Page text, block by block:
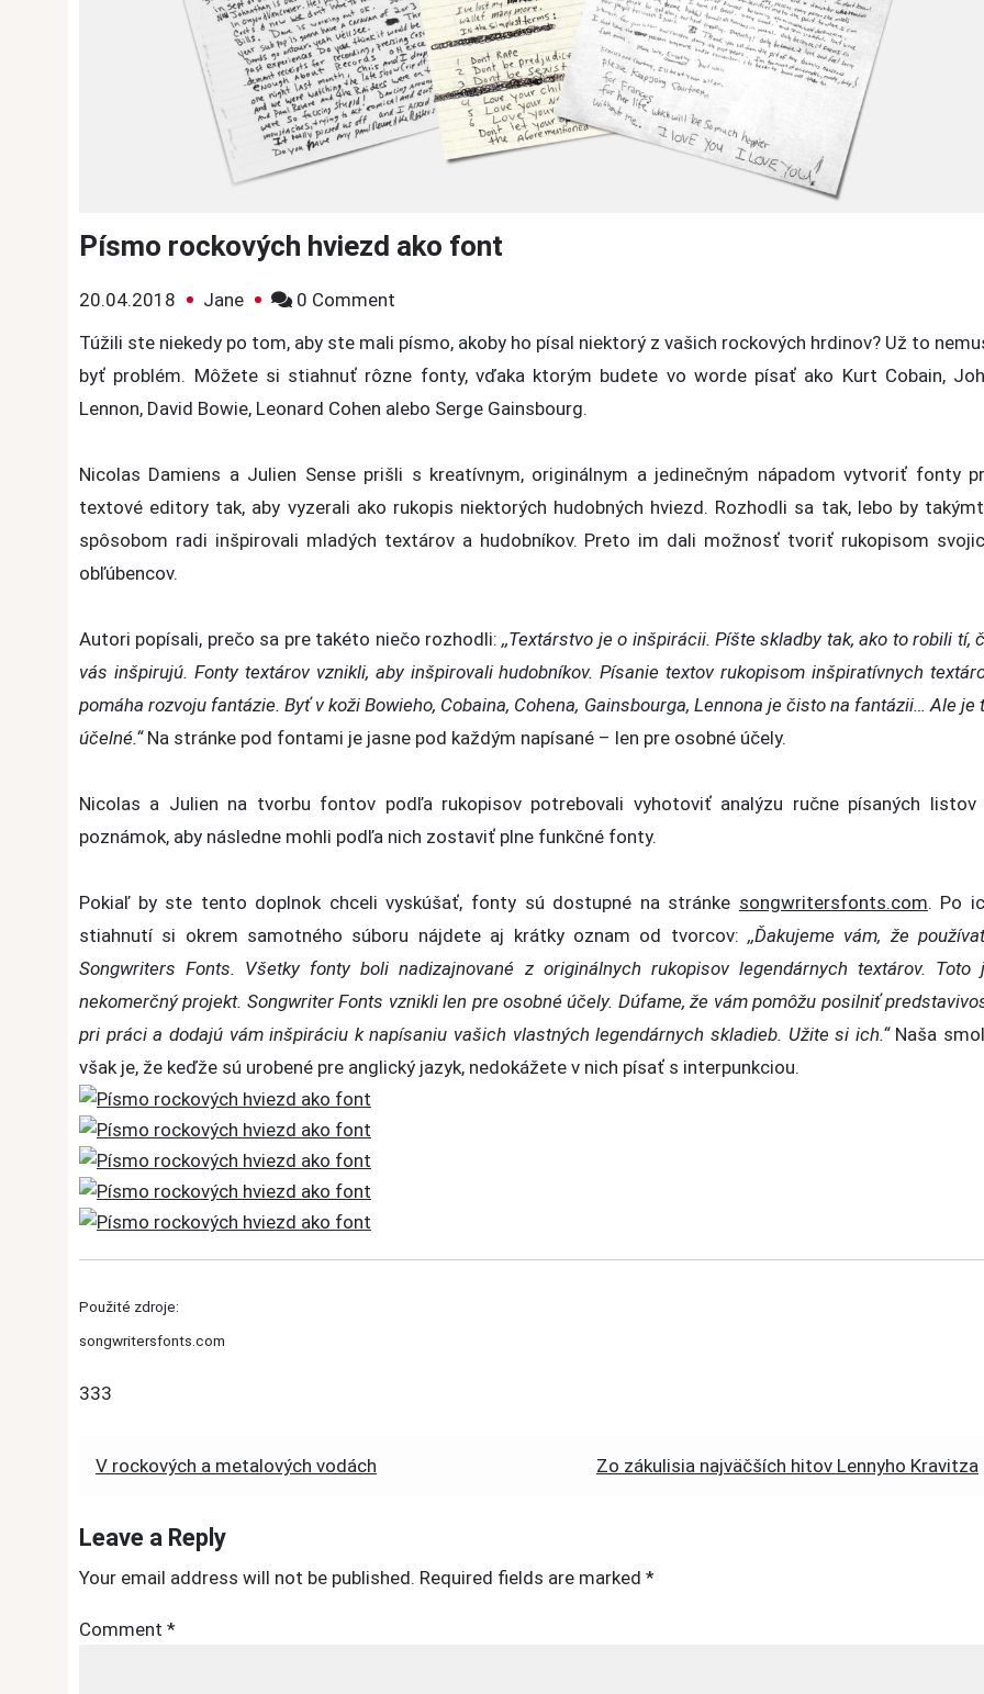
Písmo rockových hviezd ako font
20.04.2018 Jane 0 Comment
rockových
hviezd
ako
Túžili ste niekedy po tom, aby ste mali písmo, akoby ho písal niektorý z vašich rockových hrdinov? Už to
byť problém. Môžete si stiahnuť rôzne fonty, vďaka ktorým budete vo worde písať ako Kurt Cobain,
Lennon, David Bowie, Leonard Cohen alebo Serge Gainsbourg.
Nicolas Damiens a Julien Sense prišli s kreatívnym, originálnym a jedinečným nápadom vytvoriť fonty
textové editory tak, aby vyzerali ako rukopis niektorých hudobných hviezd. Rozhodli sa tak, lebo by
spôsobom radi inšpirovali mladých textárov a hudobníkov. Preto im dali možnosť tvoriť rukopisom
obľúbencov.
Autori popísali, prečo sa pre takéto niečo rozhodli:,,Textárstvo je o inšpirácii. Píšte skladby tak, ako to robili tí,
vás inšpirujú. Fonty textárov vznikli, aby inšpirovali hudobníkov. Písanie textov rukopisom inšpiratívnych
pomáha rozvoju fantázie. Byť v koži Bowieho, Cobaina, Cohena, Gainsbourga, Lennona je čisto na fantázii… Ale je
účelné.“ Na stránke pod fontami je jasne pod každým napísané – len pre osobné účely.
Nicolas a Julien na tvorbu fontov podľa rukopisov potrebovali vyhotoviť analýzu ručne písaných listov
poznámok, aby následne mohli podľa nich zostaviť plne funkčné fonty.
Pokiaľ by ste tento doplnok chceli vyskúšať, fonty sú dostupné na stránke songwritersfonts.com. Po
stiahnutí si okrem samotného súboru nájdete aj krátky oznam od tvorcov: ,,Ďakujeme vám, že
Songwriters Fonts. Všetky fonty boli nadizajnované z originálnych rukopisov legendárnych textárov. Toto
nekomerčný projekt. Songwriter Fonts vznikli len pre osobné účely. Dúfame, že vám pomôžu posilniť
pri práci a dodajú vám inšpiráciu k napísaniu vašich vlastných legendárnych skladieb. Užite si ich.“ Naša
však je, že keďže sú urobené pre anglický jazyk, nedokážete v nich písať s interpunkciou.
Použité zdroje:
songwritersfonts.com
333
Post
V rockových a metalových vodách Zo zákulisia najväčších hitov Lennyho Kravitza
Leave a Reply
Your email address will not be published. Required fields are marked *
Comment *